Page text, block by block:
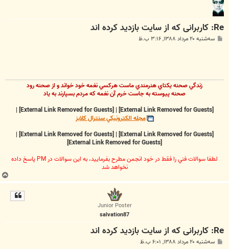
Re: کاربرانی که از سایت بازدید کرده اند
سه‌شنبه ۲۰ مرداد ۱۳۸۸, ۳:۱۶ ب.ظ
زندگي صحنه يکتاي هنرمندي ماست هرکسي نغمه خود خواند و از صحنه رود
صحنه پيوسته به جاست خرم آن نغمه که مردم بسپارند به ياد
[External Link Removed for Guests]
|
[External Link Removed for Guests]
|
مجله الکترونيکي سنترال کلابز
[External Link Removed for Guests]
|
[External Link Removed for Guests]
|
[External Link Removed for Guests]
لطفا سوالات فني را فقط در خود انجمن مطرح بفرماييد، به اين سوالات در PM پاسخ داده
نخواهد شد
Junior Poster
salvation87
Re: کاربرانی که از سایت بازدید کرده اند
سه‌شنبه ۲۰ مرداد ۱۳۸۸, ۶:۰۱ ب.ظ